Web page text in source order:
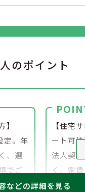
のポイント
】
定。年
、選
でご
【住宅
ート可
法人契
く、家
たな環境
などの詳細を見る